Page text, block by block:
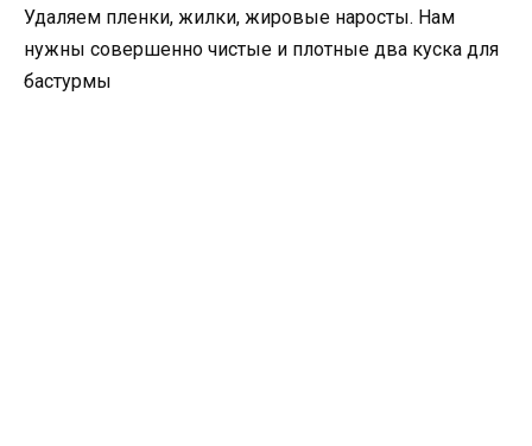
Удаляем пленки, жилки, жировые наросты. Нам
нужны совершенно чистые и плотные два куска для
бастурмы